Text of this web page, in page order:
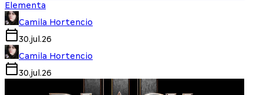
Elementa
Camila Hortencio
30.jul.26
Camila Hortencio
30.jul.26